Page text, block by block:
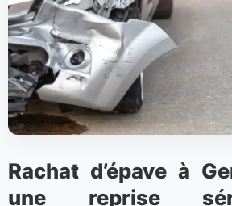
Rachat d’épave à
une reprise